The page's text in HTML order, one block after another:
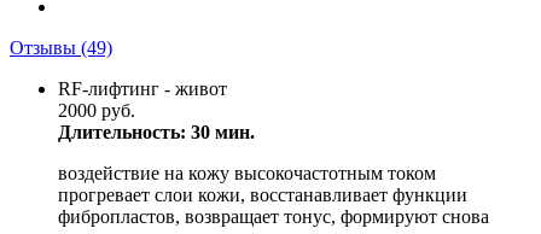
Отзывы (49)
RF-лифтинг - живот
2000 руб.
Длительность: 30 мин.
воздействие на кожу высокочастотным током
прогревает слои кожи, восстанавливает функции
фибропластов, возвращает тонус, формируют снова